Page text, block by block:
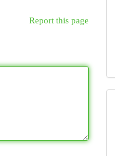
Report this page